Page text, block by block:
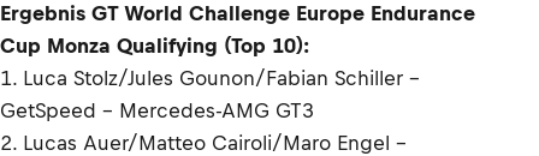
Ergebnis GT World Challenge Europe Endurance
Cup Monza Qualifying (Top 10):
1. Luca Stolz/Jules Gounon/Fabian Schiller –
GetSpeed – Mercedes-AMG GT3
2. Lucas Auer/Matteo Cairoli/Maro Engel –